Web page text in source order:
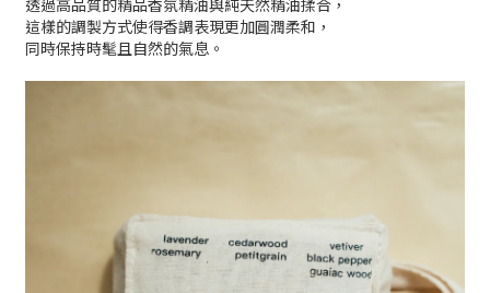
透過高品質的精品香氛精油與純天然精油揉合，
這樣的調製方式使得香調表現更加圓潤柔和，
同時保持時髦且自然的氣息。